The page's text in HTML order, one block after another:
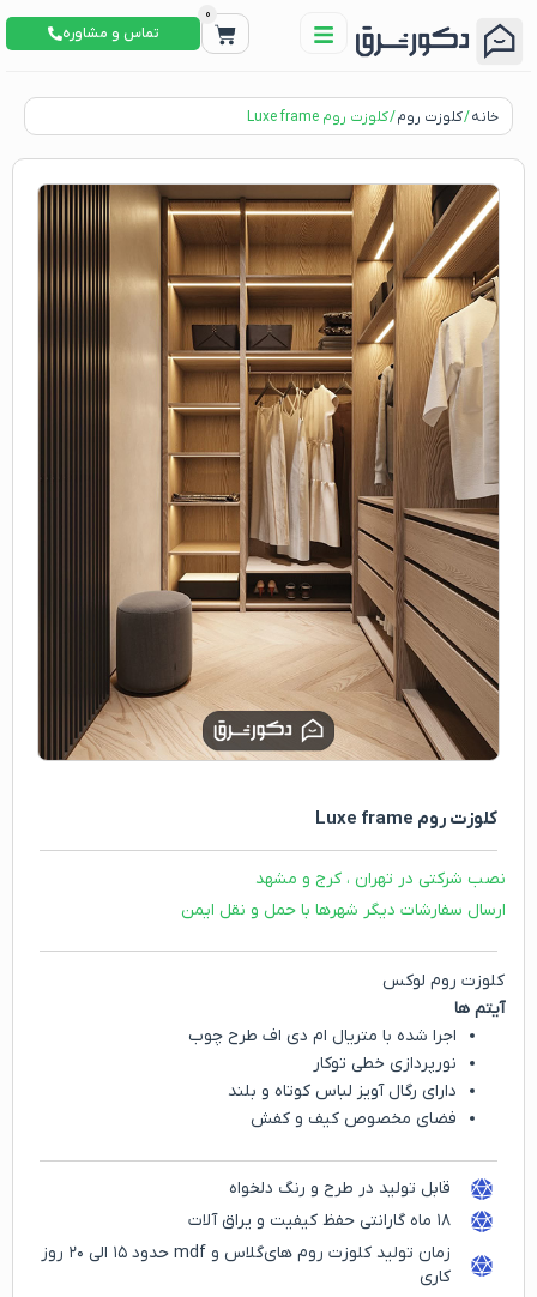
0
تماس و مشاوره
خانه/کلوزت روم/ کلوزت روم Luxe frame
کلوزت روم Luxe frame
نصب شرکتی در تهران ، کرج و مشهد
ارسال سفارشات دیگر شهرها با حمل و نقل ایمن
کلوزت روم لوکس
آیتم ها
اجرا شده با متریال ام دی اف طرح چوب
نورپردازی خطی توکار
دارای رگال آویز لباس کوتاه و بلند
فضای مخصوص کیف و کفش
قابل تولید در طرح و رنگ دلخواه
۱۸ ماه گارانتی حفظ کیفیت و یراق آلات
زمان تولید کلوزت روم های‌گلاس و mdf حدود ۱۵ الی ۲۰ روز
کاری